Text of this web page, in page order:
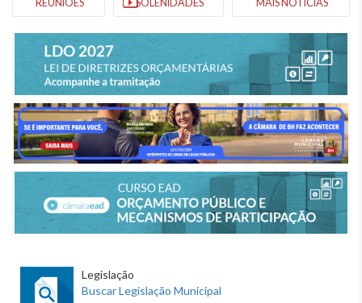
REUNIÕES SOLENIDADES MAIS NOTÍCIAS
Legislação
Buscar Legislação Municipal